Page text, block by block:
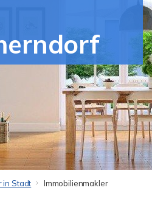
in Stadt
Immobilienmakler